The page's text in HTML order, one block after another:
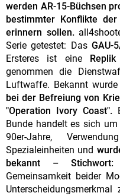
werden AR-15-Büchsen
bestimmter Konflikte der
erinnern sollen.
Serie getestet: DasGAU-
Ersteres ist eineReplik
genommen die
Luftwaffe. Bekannt
bei der Befreiung von
"Operation Ivory Coast".
Bunde handelt es sich
90er-Jahre,
Spezialeinheiten und
bekannt –
Gemeinsamkeit beider